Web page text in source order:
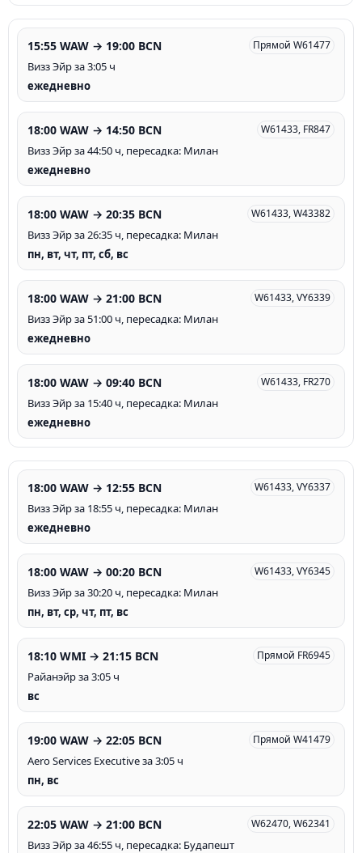
15:55 WAW → 19:00 BCN Прямой W61477
Визз Эйр за 3:05 ч
ежедневно
18:00 WAW → 14:50 BCN W61433, FR847
Визз Эйр за 44:50 ч, пересадка: Милан
ежедневно
18:00 WAW → 20:35 BCN W61433, W43382
Визз Эйр за 26:35 ч, пересадка: Милан
пн, вт, чт, пт, сб, вс
18:00 WAW → 21:00 BCN W61433, VY6339
Визз Эйр за 51:00 ч, пересадка: Милан
ежедневно
18:00 WAW → 09:40 BCN W61433, FR270
Визз Эйр за 15:40 ч, пересадка: Милан
ежедневно
18:00 WAW → 12:55 BCN W61433, VY6337
Визз Эйр за 18:55 ч, пересадка: Милан
ежедневно
18:00 WAW → 00:20 BCN W61433, VY6345
Визз Эйр за 30:20 ч, пересадка: Милан
пн, вт, ср, чт, пт, вс
18:10 WMI → 21:15 BCN Прямой FR6945
Райанэйр за 3:05 ч
вс
19:00 WAW → 22:05 BCN Прямой W41479
Aero Services Executive за 3:05 ч
пн, вс
22:05 WAW → 21:00 BCN W62470, W62341
Визз Эйр за 46:55 ч, пересадка: Будапешт